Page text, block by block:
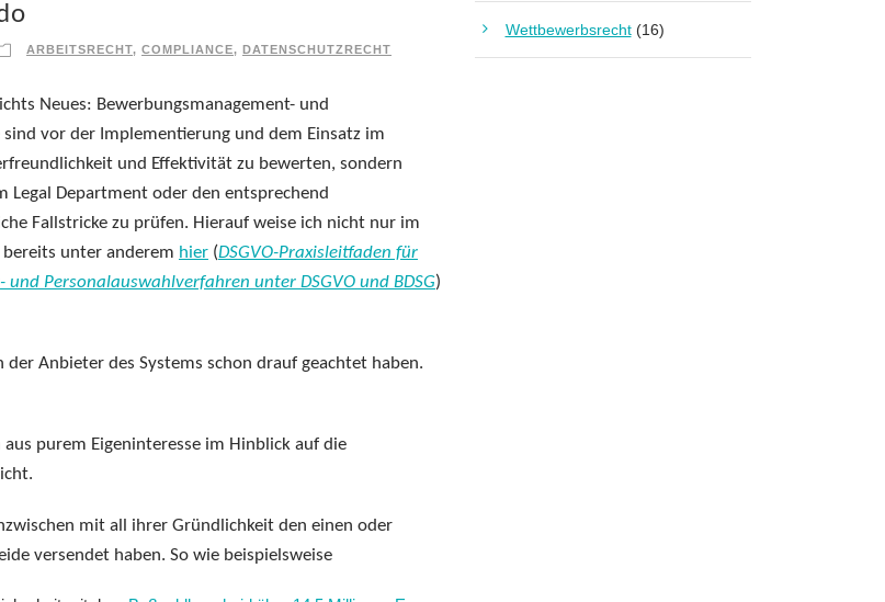
ARBEITSRECHT, COMPLIANCE, DATENSCHUTZRECHT
Neues: Bewerbungsmanagement- und
vor der Implementierung und dem Einsatz im
und Effektivität zu bewerten, sondern
Legal Department oder den entsprechend
Fallstricke zu prüfen. Hierauf weise ich nicht nur im
unter anderem hier (DSGVO-Praxisleitfaden für
und Personalauswahlverfahren unter DSGVO und BDSG)
Anbieter des Systems schon drauf geachtet haben.
purem Eigeninteresse im Hinblick auf die
mit all ihrer Gründlichkeit den einen oder
versendet haben. So wie beispielsweise
Wettbewerbsrecht(16)